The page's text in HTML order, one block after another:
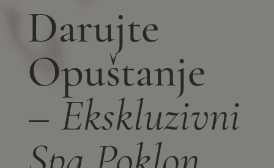
Darujte
Opuštanje
– Ekskluzivni